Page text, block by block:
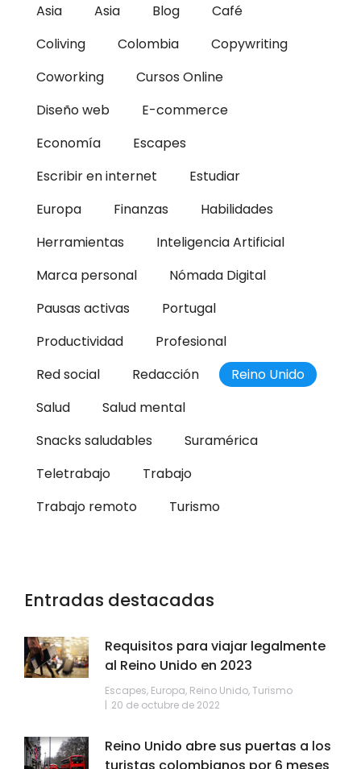
Asia Asia Blog
Café
Coliving
Colombia
Copywriting
Coworking
Cursos Online
Diseño web
E-commerce
Economía
Escapes
Escribir en internet
Estudiar
Europa
Finanzas
Habilidades
Herramientas
Inteligencia Artificial
Marca personal
Nómada Digital
Pausas activas
Portugal
Productividad
Profesional
Red social
Redacción
Reino Unido
Salud
Salud mental
Snacks saludables
Suramérica
Teletrabajo
Trabajo
Trabajo remoto
Turismo
Entradas destacadas
Requisitos para viajar legalmente
al Reino Unido en 2023
Escapes, Europa, Reino Unido,Turismo
20 de octubre de 2022
Reino Unido abre sus puertas a los
turistas colombianos por 6 meses